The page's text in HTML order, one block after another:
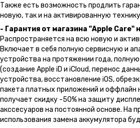
Также есть возможность продлить
новую, так и на активированную
- Гарантия от магазина "Apple Care"
Распространяется на всю новую и
Включает в себя полную сервисную и
устройства на протяжении года,
(создание Apple iD и iCloud, перенос
устройства, восстановление iOS,
пакета платных приложений и оффлайн
получает скидку -50% на защиту
акссесуаров на постоянной основе. На
использования замена аккумулятора